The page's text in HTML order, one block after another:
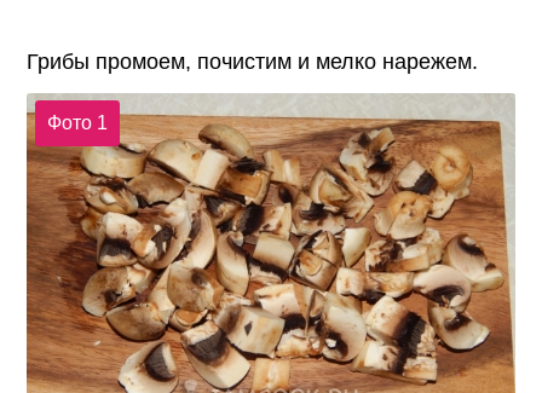
Грибы промоем, почистим и мелко нарежем.
Фото 1